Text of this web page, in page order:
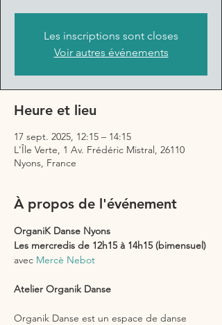
Les inscriptions sont closes
Voir autres événements
Heure et lieu
17 sept. 2025, 12:15 – 14:15
L'Île Verte, 1 Av. Frédéric Mistral, 26110
Nyons, France
À propos de l'événement
OrganiK Danse Nyons
Les mercredis de 12h15 à 14h15 (bimensuel)
avec Mercè Nebot
Atelier Organik Danse
Organik Danse est un espace de danse